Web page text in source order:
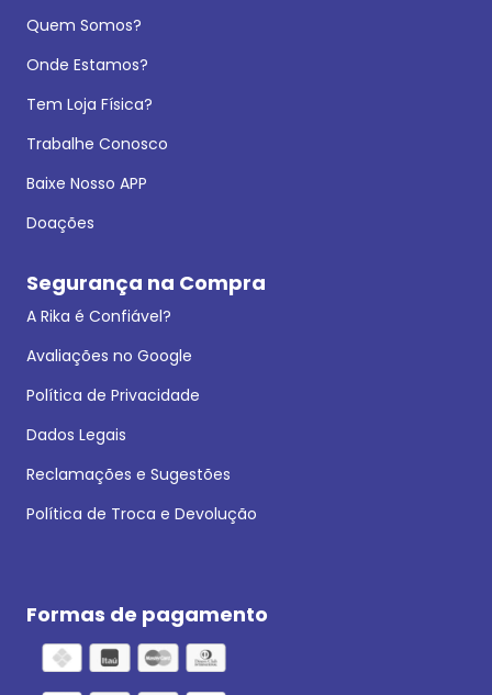
Quem Somos?
Onde Estamos?
Tem Loja Física?
Trabalhe Conosco
Baixe Nosso APP
Doações
Segurança na Compra
A Rika é Confiável?
Avaliações no Google
Política de Privacidade
Dados Legais
Reclamações e Sugestões
Política de Troca e Devolução
Formas de pagamento